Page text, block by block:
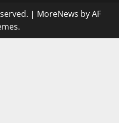
| MoreNews by AF